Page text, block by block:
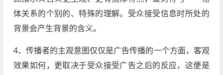
体关系的个别的、特殊的理解。受众接受信息时所处的
背景会产生背景的含义。
4、传播者的主观意图仅仅是广告传播的一个方面，客观
效果如何，更取决于受众接受广告之后的反应，这便是